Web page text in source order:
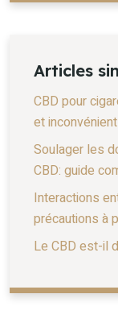
Articles
CBD pour
et
Soulager les
CBD: guide
Interactions
précautions à
Le CBD est-il